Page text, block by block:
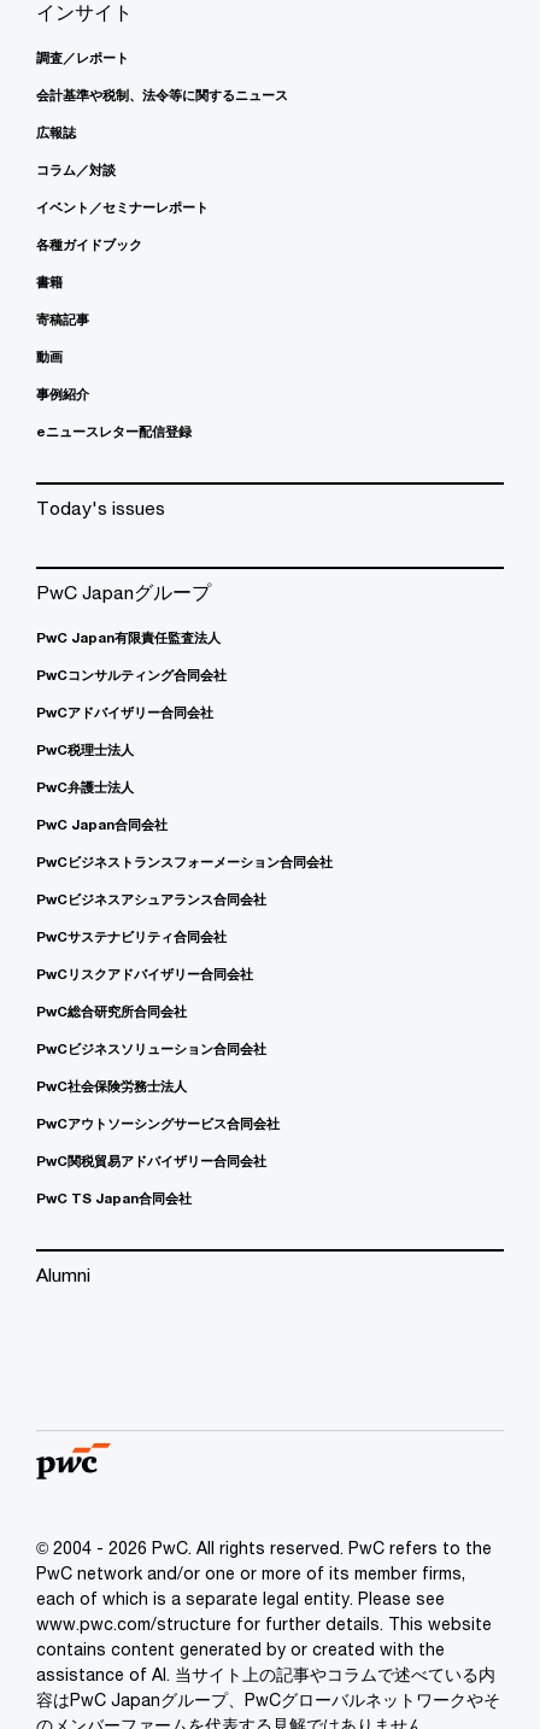
インサイト
調査／レポート
会計基準や税制、法令等に関するニュース
広報誌
コラム／対談
イベント／セミナーレポート
各種ガイドブック
書籍
寄稿記事
動画
事例紹介
eニュースレター配信登録
Today's issues
PwC Japanグループ
PwC Japan有限責任監査法人
PwCコンサルティング合同会社
PwCアドバイザリー合同会社
PwC税理士法人
PwC弁護士法人
PwC Japan合同会社
PwCビジネストランスフォーメーション合同会社
PwCビジネスアシュアランス合同会社
PwCサステナビリティ合同会社
PwCリスクアドバイザリー合同会社
PwC総合研究所合同会社
PwCビジネスソリューション合同会社
PwC社会保険労務士法人
PwCアウトソーシングサービス合同会社
PwC関税貿易アドバイザリー合同会社
PwC TS Japan合同会社
Alumni
© 2004 - 2026 PwC. All rights reserved. PwC refers to the
PwC network and/or one or more of its member firms,
each of which is a separate legal entity. Please see
www.pwc.com/structure for further details. This website
contains content generated by or created with the
assistance of AI. 当サイト上の記事やコラムで述べている内
容はPwC Japanグループ、PwCグローバルネットワークやそ